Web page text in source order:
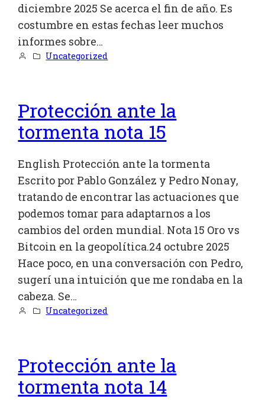
diciembre 2025 Se acerca el fin de año. Es
costumbre en estas fechas leer muchos
informes sobre…
Uncategorized
Protección ante la
tormenta nota 15
English Protección ante la tormenta
Escrito por Pablo González y Pedro Nonay,
tratando de encontrar las actuaciones que
podemos tomar para adaptarnos a los
cambios del orden mundial. Nota 15 Oro vs
Bitcoin en la geopolítica.24 octubre 2025
Hace poco, en una conversación con Pedro,
sugerí una intuición que me rondaba en la
cabeza. Se…
Uncategorized
Protección ante la
tormenta nota 14